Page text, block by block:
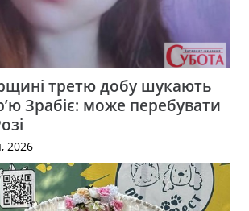
третю добу шукають
Зрабіє: може перебувати
2026